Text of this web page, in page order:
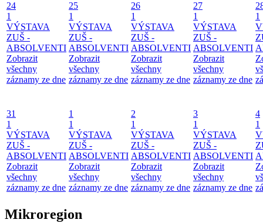
24
1
VÝSTAVA
ZUŠ -
ABSOLVENTI
Zobrazit
všechny
záznamy ze dne
25
1
VÝSTAVA
ZUŠ -
ABSOLVENTI
Zobrazit
všechny
záznamy ze dne
26
1
VÝSTAVA
ZUŠ -
ABSOLVENTI
Zobrazit
všechny
záznamy ze dne
27
1
VÝSTAVA
ZUŠ -
ABSOLVENTI
Zobrazit
všechny
záznamy ze dne
1
31
1
VÝSTAVA
ZUŠ -
ABSOLVENTI
Zobrazit
všechny
záznamy ze dne
1
1
VÝSTAVA
ZUŠ -
ABSOLVENTI
Zobrazit
všechny
záznamy ze dne
2
1
VÝSTAVA
ZUŠ -
ABSOLVENTI
Zobrazit
všechny
záznamy ze dne
3
1
VÝSTAVA
ZUŠ -
ABSOLVENTI
Zobrazit
všechny
záznamy ze dne
4
1
Mikroregion